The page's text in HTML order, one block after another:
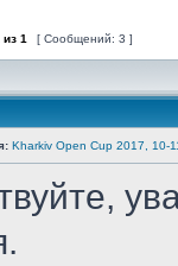
из 1 [ Сообщений: 3 ]
Kharkiv Open Cup 2017, 10-